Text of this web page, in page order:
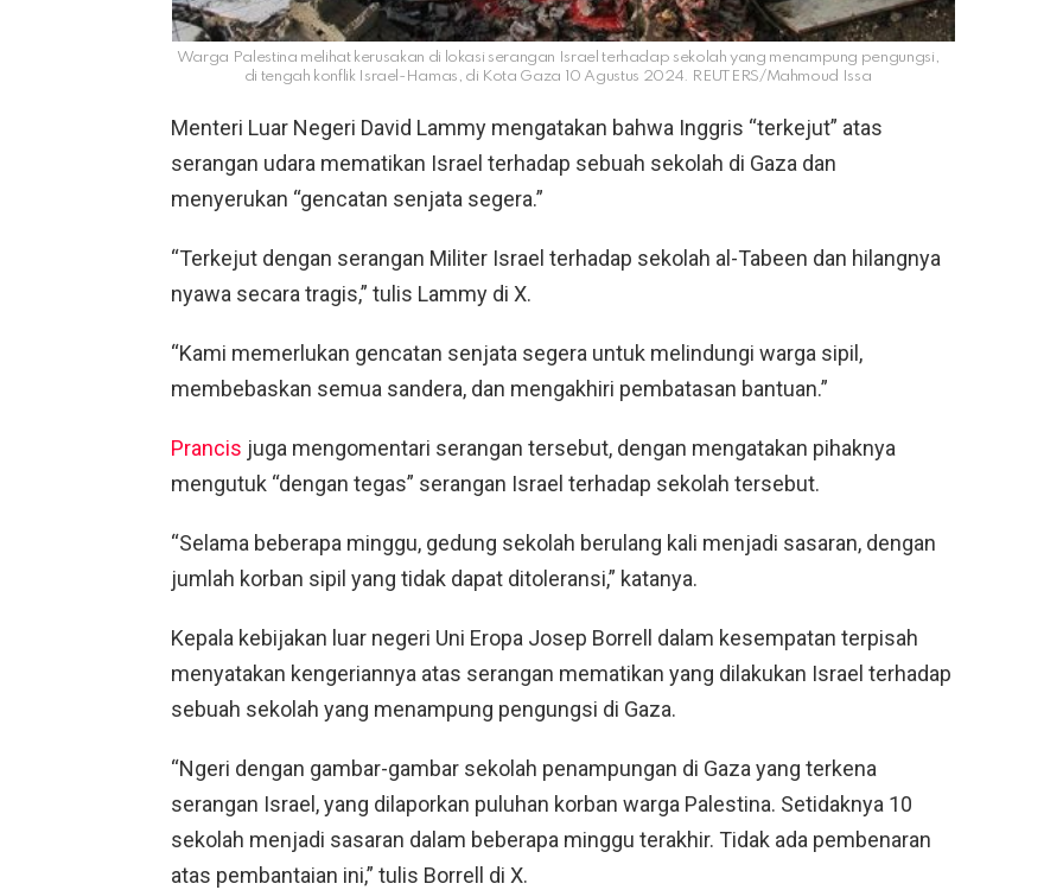
Warga Palestina melihat kerusakan di lokasi serangan Israel terhadap sekolah yang menampung pengungsi,
di tengah konflik Israel-Hamas, di Kota Gaza 10 Agustus 2024. REUTERS/Mahmoud Issa
Menteri Luar Negeri David Lammy mengatakan bahwa Inggris “terkejut” atas
serangan udara mematikan Israel terhadap sebuah sekolah di Gaza dan
menyerukan “gencatan senjata segera.”
“Terkejut dengan serangan Militer Israel terhadap sekolah al-Tabeen dan hilangnya
nyawa secara tragis,” tulis Lammy di X.
“Kami memerlukan gencatan senjata segera untuk melindungi warga sipil,
membebaskan semua sandera, dan mengakhiri pembatasan bantuan.”
Prancis juga mengomentari serangan tersebut, dengan mengatakan pihaknya
mengutuk “dengan tegas” serangan Israel terhadap sekolah tersebut.
“Selama beberapa minggu, gedung sekolah berulang kali menjadi sasaran, dengan
jumlah korban sipil yang tidak dapat ditoleransi,” katanya.
Kepala kebijakan luar negeri Uni Eropa Josep Borrell dalam kesempatan terpisah
menyatakan kengeriannya atas serangan mematikan yang dilakukan Israel terhadap
sebuah sekolah yang menampung pengungsi di Gaza.
“Ngeri dengan gambar-gambar sekolah penampungan di Gaza yang terkena
serangan Israel, yang dilaporkan puluhan korban warga Palestina. Setidaknya 10
sekolah menjadi sasaran dalam beberapa minggu terakhir. Tidak ada pembenaran
atas pembantaian ini,” tulis Borrell di X.